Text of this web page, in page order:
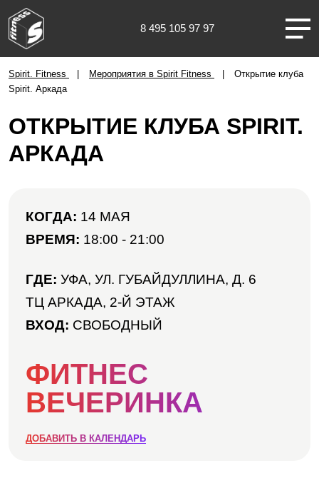
8 495 105 97 97
Уфа
О НАС
ТРЕНИРОВКИ
ЧЛЕНАМ КЛУБА
АКЦИИ
НОВОСТИ
Spirit. Fitness Мероприятия в Spirit Fitness
Открытие клуба
Spirit. Аркада
ОТКРЫТИЕ КЛУБА SPIRIT.
АРКАДА
КОГДА: 14 МАЯ
ВРЕМЯ: 18:00 - 21:00
ГДЕ: УФА, УЛ. ГУБАЙДУЛЛИНА, Д. 6
ТЦ АРКАДА, 2-Й ЭТАЖ
ВХОД: СВОБОДНЫЙ
ФИТНЕС
ВЕЧЕРИНКА
ДОБАВИТЬ В КАЛЕНДАРЬ